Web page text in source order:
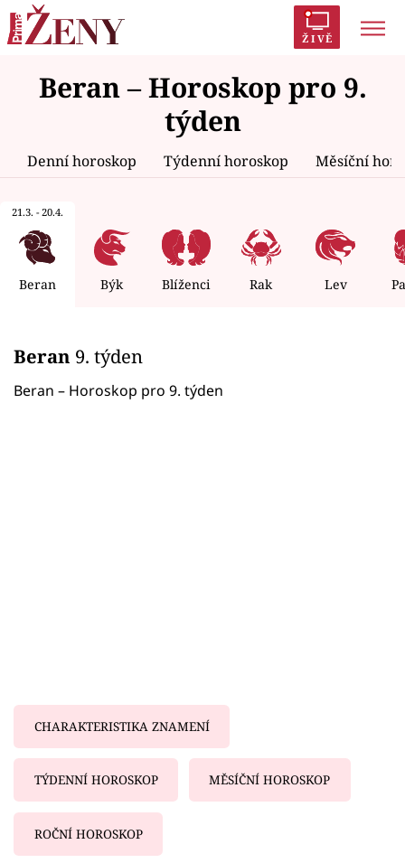
ŽIVĚ
Trendy: Polabí Inspekce Prostřeno!
AYTO?
Proměny
Témata
Celebrity
Seriály
Sledujte nás
Beran – Horoskop pro 9.
týden
Denní horoskop Týdenní horoskop Měsíční
21.3. - 20.4.
Beran Býk Blíženci Rak Lev
Beran 9. týden
Beran – Horoskop pro 9. týden
CHARAKTERISTIKA ZNAMENÍ
TÝDENNÍ HOROSKOP MĚSÍČNÍ HOROSKOP
ROČNÍ HOROSKOP